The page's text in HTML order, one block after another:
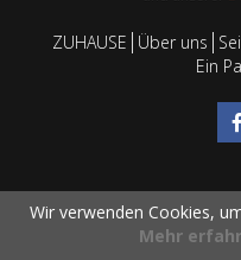
ZUHAUSE Über uns
Ein
Wir verwenden Cookies,
Mehr